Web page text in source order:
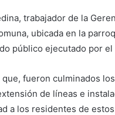
trabajador de la
ubicada en la
público ejecutado por
fueron culminados
de líneas e
a los residentes de